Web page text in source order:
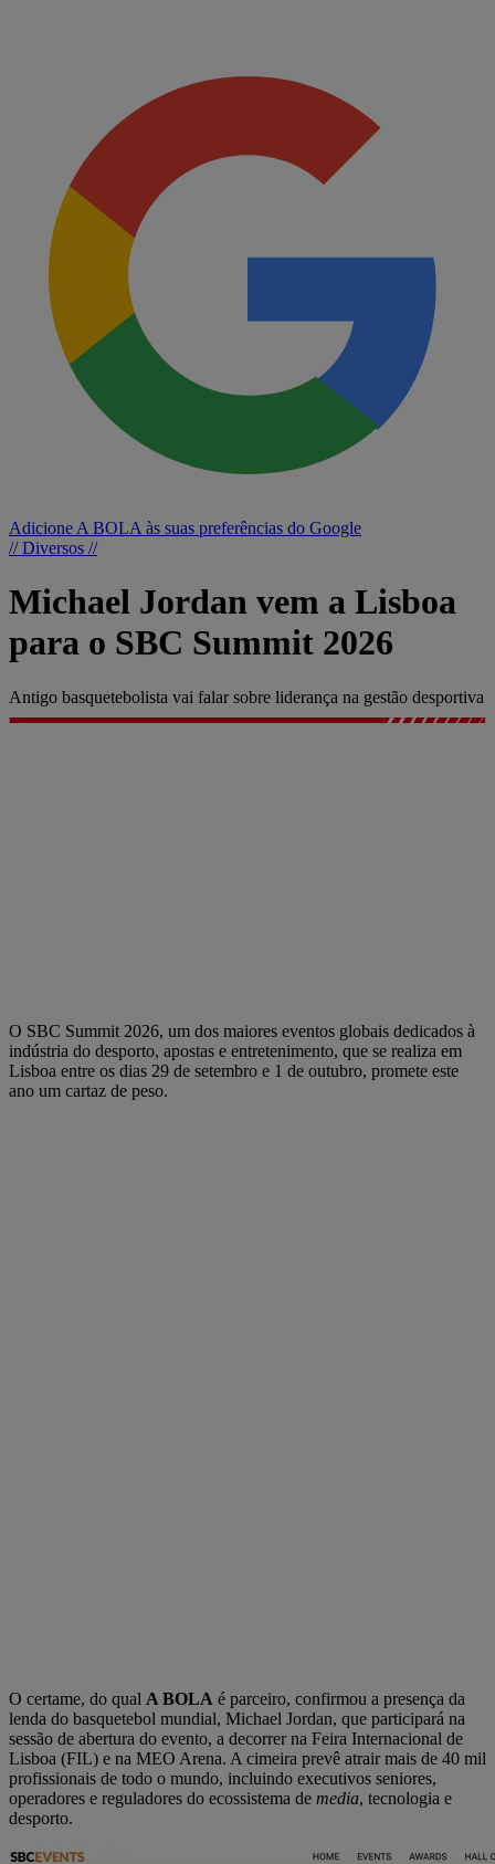
Adicione A BOLA às suas preferências do Google
// Diversos //
Michael Jordan vem a Lisboa
para o SBC Summit 2026
Antigo basquetebolista vai falar sobre liderança na gestão desportiva
O SBC Summit 2026, um dos maiores eventos globais dedicados à
indústria do desporto, apostas e entretenimento, que se realiza em
Lisboa entre os dias 29 de setembro e 1 de outubro, promete este
ano um cartaz de peso.
O certame, do qual A BOLA é parceiro, confirmou a presença da
lenda do basquetebol mundial, Michael Jordan, que participará na
sessão de abertura do evento, a decorrer na Feira Internacional de
Lisboa (FIL) e na MEO Arena. A cimeira prevê atrair mais de 40 mil
profissionais de todo o mundo, incluindo executivos seniores,
operadores e reguladores do ecossistema de media, tecnologia e
desporto.